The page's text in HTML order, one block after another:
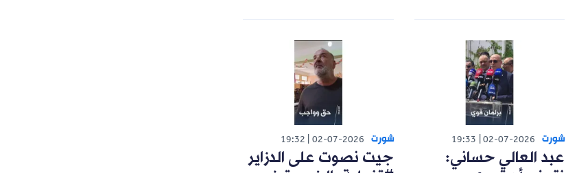
شورت 02-07-2026
19:33
عبد العالي حساني:
شورت 02-07-2026
19:32
جيت نصوت على الدزاير